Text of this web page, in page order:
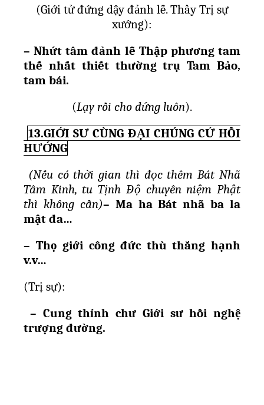
(Giới tửđứng dậy đảnh lễ. Thầy Trị sự
xướng):
– Nhứt tâm đảnh lễ Thập phương tam
thế nhất thiết thường trụ Tam Bảo,
tam bái.
(Lạy rồi cho đứng luôn).
13.GIỚI SƯ CÙNG ĐẠI CHÚNG CỬ HỒI
HƯỚNG
(Nếu có thời gian thì đọc thêm Bát Nhã
Tâm Kinh, tu Tịnh Độ chuyên niệm Phật
thì không cần)– Ma ha Bát nhã ba la
mật đa…
– Thọ giới công đức thù thắng hạnh
v.v…
(Trị sự):
– Cung thỉnh chư Giới sưhồi nghệ
trượng đường.